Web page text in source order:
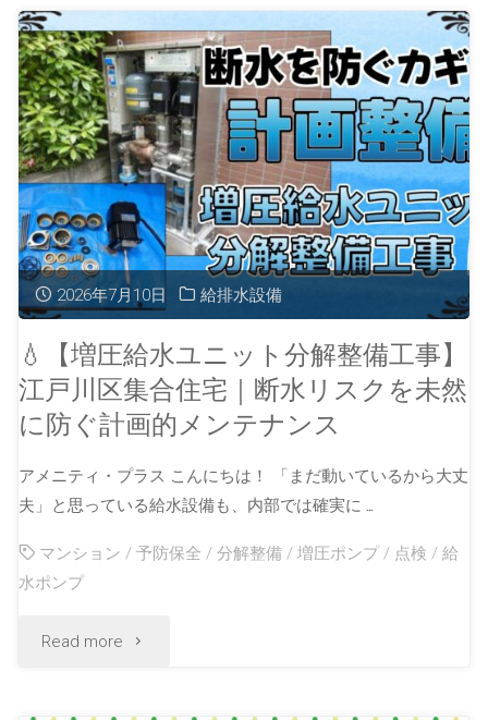
2026年7月10日 給排水設備
💧【増圧給水ユニット分解整備工事】
江戸川区集合住宅｜断水リスクを未然
に防ぐ計画的メンテナンス
アメニティ・プラス こんにちは！ 「まだ動いているから大丈
夫」と思っている給水設備も、内部では確実に …
マンション /予防保全 /分解整備 /増圧ポンプ / 点検 /給
水ポンプ
Read more